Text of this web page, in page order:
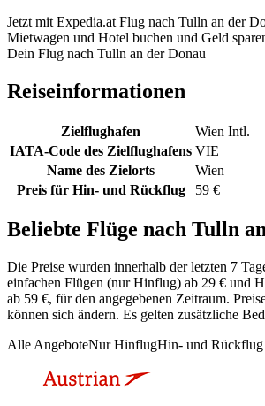
Jetzt mit Expedia.at Flug nach Tulln an der
Mietwagen und Hotel buchen und Geld
Dein Flug nach Tulln an der Donau
Reiseinformationen
Zielflughafen
Wien Intl.
IATA-Code des Zielflughafens VIE
Name des Zielorts
Wien
Preis für Hin- und Rückflug
59 €
Beliebte Flüge nach Tulln
Die Preise wurden innerhalb der letzten 7
einfachen Flügen (nur Hinflug) ab 29 € und
ab 59 €, für den angegebenen Zeitraum.
können sich ändern. Es gelten zusätzliche
Alle AngeboteNur HinflugHin- und Rückflug